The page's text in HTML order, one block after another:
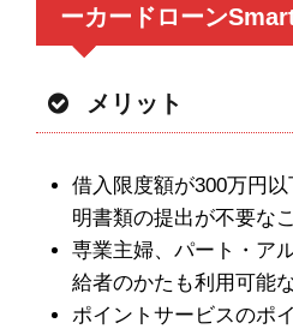
ーカードローン
メリット
借入限度額が300万円
明書類の提出が不要な
専業主婦、パート・ア
給者のかたも利用可能
ポイントサービスのポ